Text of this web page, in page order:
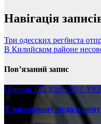
Навігація
Три одесских регбиста
В Килийском районе
Пов’язаний запис
Новини РЕГІОНСВІТ
У загальному медальному